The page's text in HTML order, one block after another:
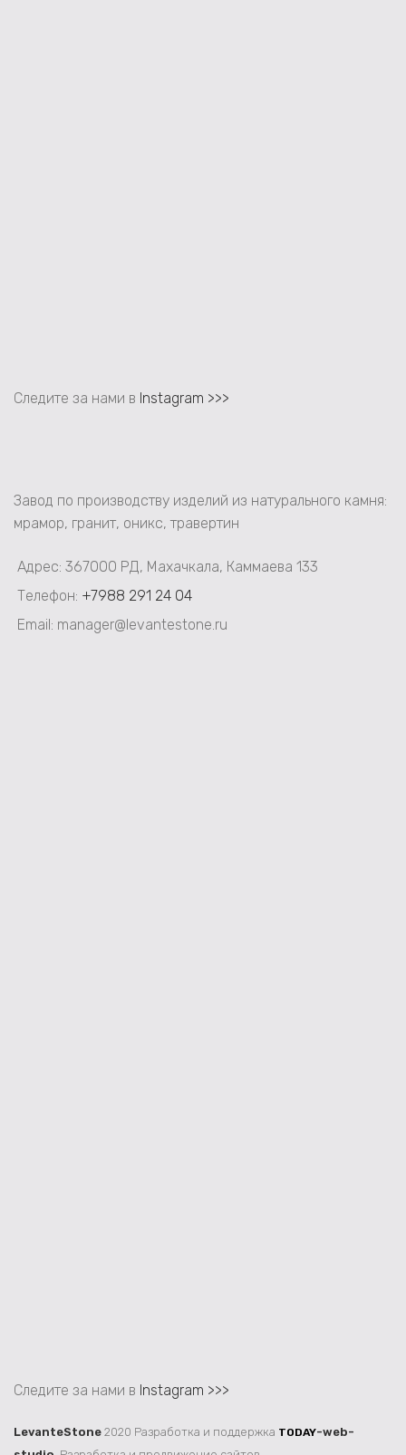
Следите за нами в Instagram >>>
Завод по производству изделий из натурального камня:
мрамор, гранит, оникс, травертин
Адрес: 367000 РД, Махачкала, Каммаева 133
Телефон: +7988 291 24 04
Email: manager@levantestone.ru
Следите за нами в Instagram >>>
LevanteStone 2020 Разработка и поддержка TODAY-web-